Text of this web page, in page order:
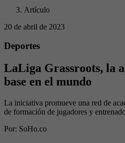
Artículo
20 de abril de 2023
Deportes
LaLiga Grassroots, la
base en el mundo
La iniciativa promueve una red de
de formación de jugadores y
Por: SoHo.co